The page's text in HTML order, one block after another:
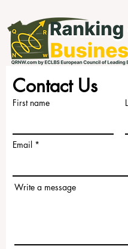
Contact Us
First name
Email
Write a message